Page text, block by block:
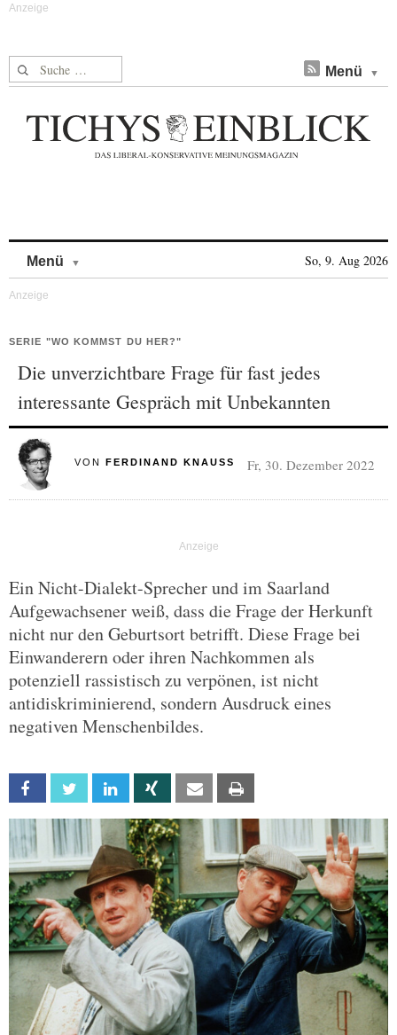
Suche nach: Menü
Menü So, 9. Aug 2026
SERIE "WO KOMMST DU HER?"
Die unverzichtbare Frage für fast jedes
interessante Gespräch mit Unbekannten
VON FERDINAND KNAUSS Fr, 30. Dezember 2022
Ein Nicht-Dialekt-Sprecher und im Saarland
Aufgewachsener weiß, dass die Frage der Herkunft
nicht nur den Geburtsort betrifft. Diese Frage bei
Einwanderern oder ihren Nachkommen als
potenziell rassistisch zu verpönen, ist nicht
antidiskriminierend, sondern Ausdruck eines
negativen Menschenbildes.
Facebook Twitter Linkedin Xing Email